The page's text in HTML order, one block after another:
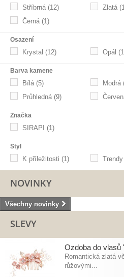
Stříbrná (12) Zlatá
Černá (1)
Osazení
Krystal (12) Opál
Barva kamene
Bílá (5) Modrá
Průhledná (9)
Značka
SIRAPI (1)
Styl
K příležitosti (1) Trendy
NOVINKY
Všechny novinky
SLEVY
Ozdoba do vlasů
Romantická zlatá
růžovými...